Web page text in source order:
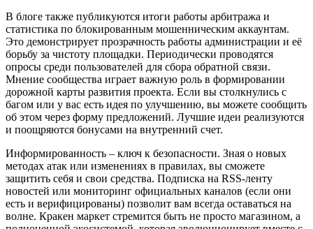
В блоге также публикуются итоги работы арбитража и
статистика по блокированным мошенническим аккаунтам.
Это демонстрирует прозрачность работы администрации и её
борьбу за чистоту площадки. Периодически проводятся
опросы среди пользователей для сбора обратной связи.
Мнение сообщества играет важную роль в формировании
дорожной карты развития проекта. Если вы столкнулись с
багом или у вас есть идея по улучшению, вы можете сообщить
об этом через форму предложений. Лучшие идеи реализуются
и поощряются бонусами на внутренний счет.
Информированность – ключ к безопасности. Зная о новых
методах атак или изменениях в правилах, вы сможете
защитить себя и свои средства. Подписка на RSS-ленту
новостей или мониторинг официальных каналов (если они
есть и верифицированы) позволит вам всегда оставаться на
волне. Кракен маркет стремится быть не просто магазином, а